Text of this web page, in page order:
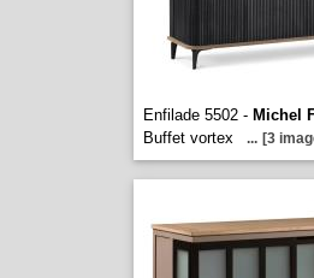
Enfilade 5502 - Michel
Buffet vortex
... [3